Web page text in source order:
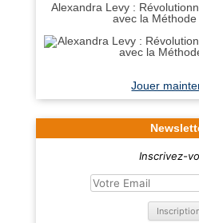
Alexandra Levy :
avec la
Jouer
Inscrivez-